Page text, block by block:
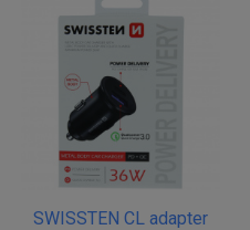
SWISSTEN CL adapter